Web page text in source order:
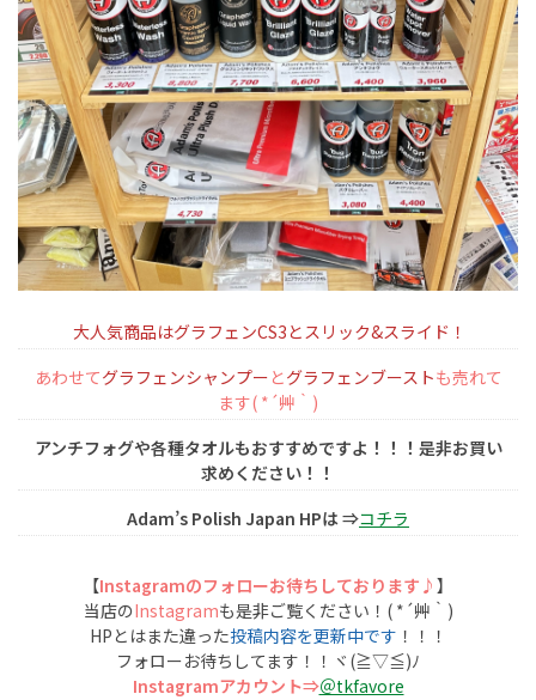
大人気商品はグラフェンCS3とスリック&スライド！
あわせてグラフェンシャンプー とグラフェンブーストも売れて
ます( *´艸｀)
アンチフォグや各種タオルもおすすめですよ！！！是非お買い
求めください！！
Adam’s Polish Japan HPは ⇒コチラ
【Instagramのフォローお待ちしております♪ 】
当店のInstagramも是非ご覧ください！( *´艸｀)
HPとはまた違った投稿内容を更新中です ！！！
フォローお待ちしてます！！ヾ(≧▽≦)ﾉ
Instagramアカウント⇒＠tkfavore